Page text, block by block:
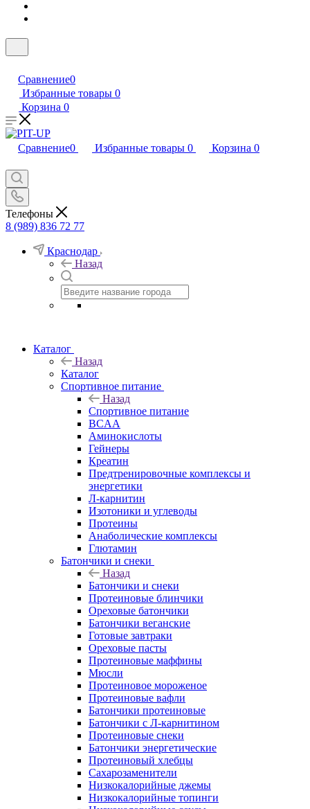
Сравнение0
Избранные товары 0
Корзина 0
Сравнение0 Избранные товары 0 Корзина 0
Телефоны
8 (989) 836 72 77
Краснодар
Назад
Каталог
Назад
Каталог
Спортивное питание
Назад
Спортивное питание
BCAA
Аминокислоты
Гейнеры
Креатин
Предтренировочные комплексы и
энергетики
Л-карнитин
Изотоники и углеводы
Протеины
Анаболические комплексы
Глютамин
Батончики и снеки
Назад
Батончики и снеки
Протеиновые блинчики
Ореховые батончики
Батончики веганские
Готовые завтраки
Ореховые пасты
Протеиновые маффины
Мюсли
Протеиновое мороженое
Протеиновые вафли
Батончики протеиновые
Батончики с Л-карнитином
Протеиновые снеки
Батончики энергетические
Протеиновый хлебцы
Сахарозаменители
Низкокалорийные джемы
Низкокалорийные топинги